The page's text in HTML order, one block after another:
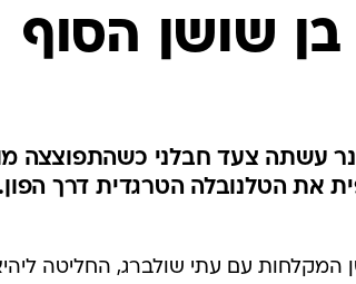
בן שושן הסוף
עשתה צעד חבלני כשהתפוצצה
את הטלנובלה הטרגדית דרך
תקציר פרקים 4996-8995: לפני סשן המקלחות עם עתי שולברג, החליטה